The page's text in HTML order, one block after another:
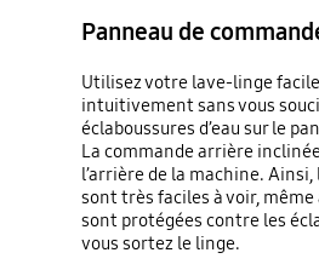
Panneau de
Utilisez votre lave-linge
intuitivement sans vous
éclaboussures d’eau sur le
La commande arrière
l’arrière de la machine.
sont très faciles à voir, même
sont protégées contre les
vous sortez le linge.